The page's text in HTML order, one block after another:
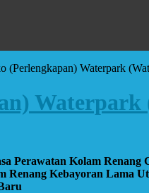
(Perlengkapan) Waterpark
Perawatan Kolam
Kebayoran Lama